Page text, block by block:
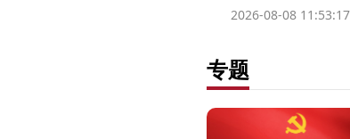
2026-08-08 11:53:17
专题